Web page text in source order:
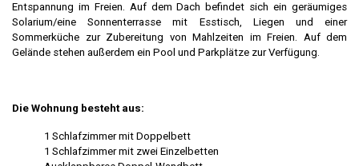
Entspannung im Freien. Auf dem Dach befindet sich ein geräumiges
Solarium/eine Sonnenterrasse mit Esstisch, Liegen und einer
Sommerküche zur Zubereitung von Mahlzeiten im Freien. Auf dem
Gelände stehen außerdem ein Pool und Parkplätze zur Verfügung.
Die Wohnung besteht aus:
1 Schlafzimmer mit Doppelbett
1 Schlafzimmer mit zwei Einzelbetten